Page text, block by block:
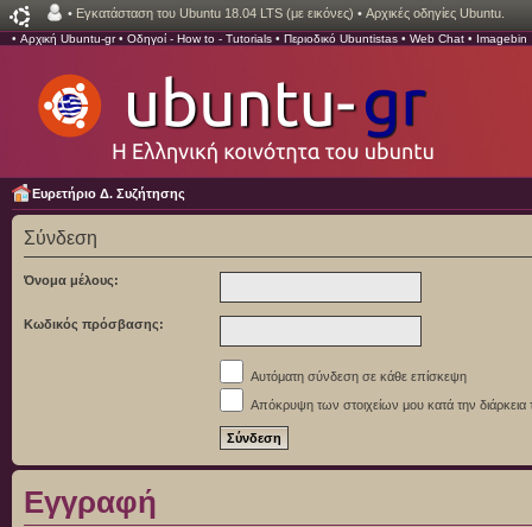
• Εγκατάσταση του Ubuntu 18.04 LTS (με εικόνες) • Αρχικές οδηγίες Ubuntu.
• Αρχική Ubuntu-gr• Οδηγοί - How to - Tutorials • Περιοδικό Ubuntistas • Web Chat • Imagebin
Ευρετήριο Δ. Συζήτησης
Σύνδεση
Όνομα μέλους:
Κωδικός πρόσβασης:
Αυτόματη σύνδεση σε κάθε επίσκεψη
Απόκρυψη των στοιχείων μου κατά την διάρκεια
Εγγραφή